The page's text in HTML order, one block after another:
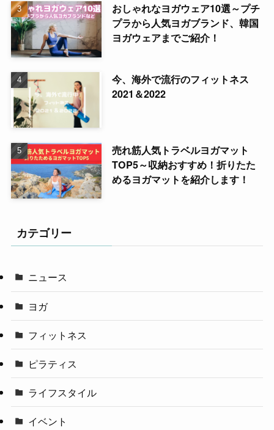
おしゃれなヨガウェア10選～プチ
プラから人気ヨガブランド、韓国
ヨガウェアまでご紹介！
今、海外で流行のフィットネス
2021＆2022
売れ筋人気トラベルヨガマット
TOP5～収納おすすめ！折りたた
めるヨガマットを紹介します！
カテゴリー
ニュース
ヨガ
フィットネス
ピラティス
ライフスタイル
イベント